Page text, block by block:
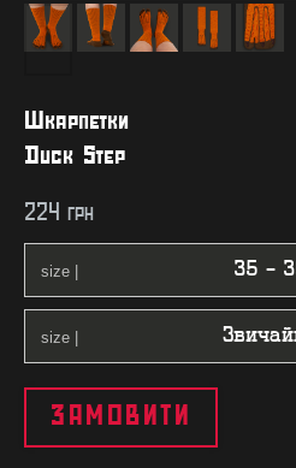
Шкарпетки
Duck Step
224 грн
ЗАМОВИТИ